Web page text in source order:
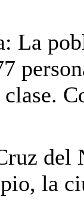
: La
del
la